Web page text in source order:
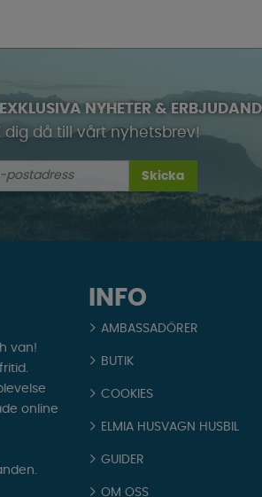
NYHETER &
dig då till vårt nyhetsbrev!
Skicka
INFO
AMBASSADÖRER
BUTIK
COOKIES
ELMIA HUSVAGN HUSBIL
GUIDER
OM OSS
van!
online